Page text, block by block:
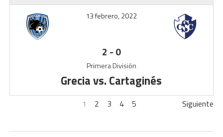
13 febrero, 2022
2 - 0
Primera División
Grecia vs. Cartaginés
1 2 3 4 5 Siguiente